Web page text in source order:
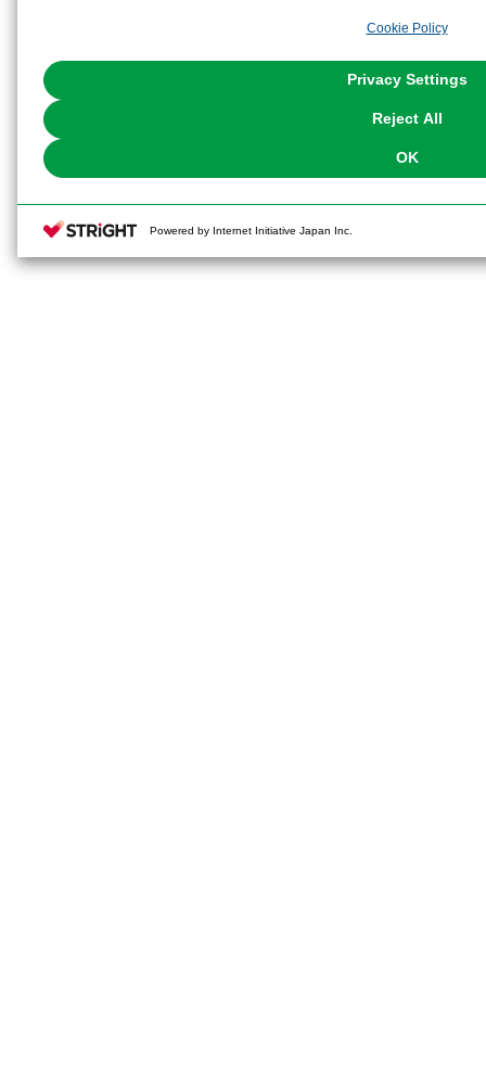
the use of all Cookies except for Strictly Necessary Cookies, please
You can change your consent or rejection settings at any time via
Cookie Policy
Privacy Settings
Reject All
OK
Powered by Internet Initiative Japan Inc.